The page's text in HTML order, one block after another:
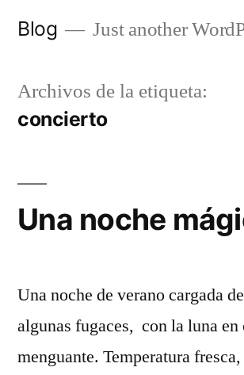
Blog Just another
Archivos de la etiqueta:
concierto
Una noche
Una noche de verano cargada
algunas fugaces, con la luna en
menguante. Temperatura fresca,